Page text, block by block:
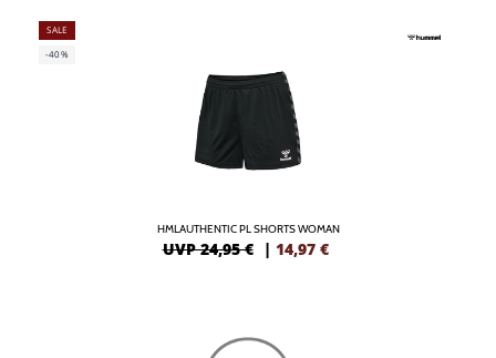
SALE
-40%
HMLAUTHENTIC PL SHORTS WOMAN
UVP 24,95 € | 14,97 €